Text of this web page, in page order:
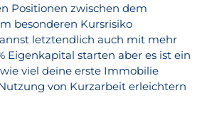
Positionen zwischen dem
besonderen Kursrisiko
letztendlich auch mit mehr
Eigenkapital starten aber es ist ein
viel deine erste Immobilie
von Kurzarbeit erleichtern